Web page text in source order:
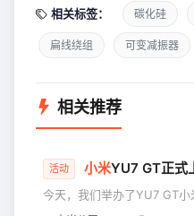
相关标签： 碳化硅
扁线绕组 可变减振器
相关推荐
活动 小米YU7 GT正式
今天，我们举办了YU7 GT小
式发布了小米YU7 GT，定